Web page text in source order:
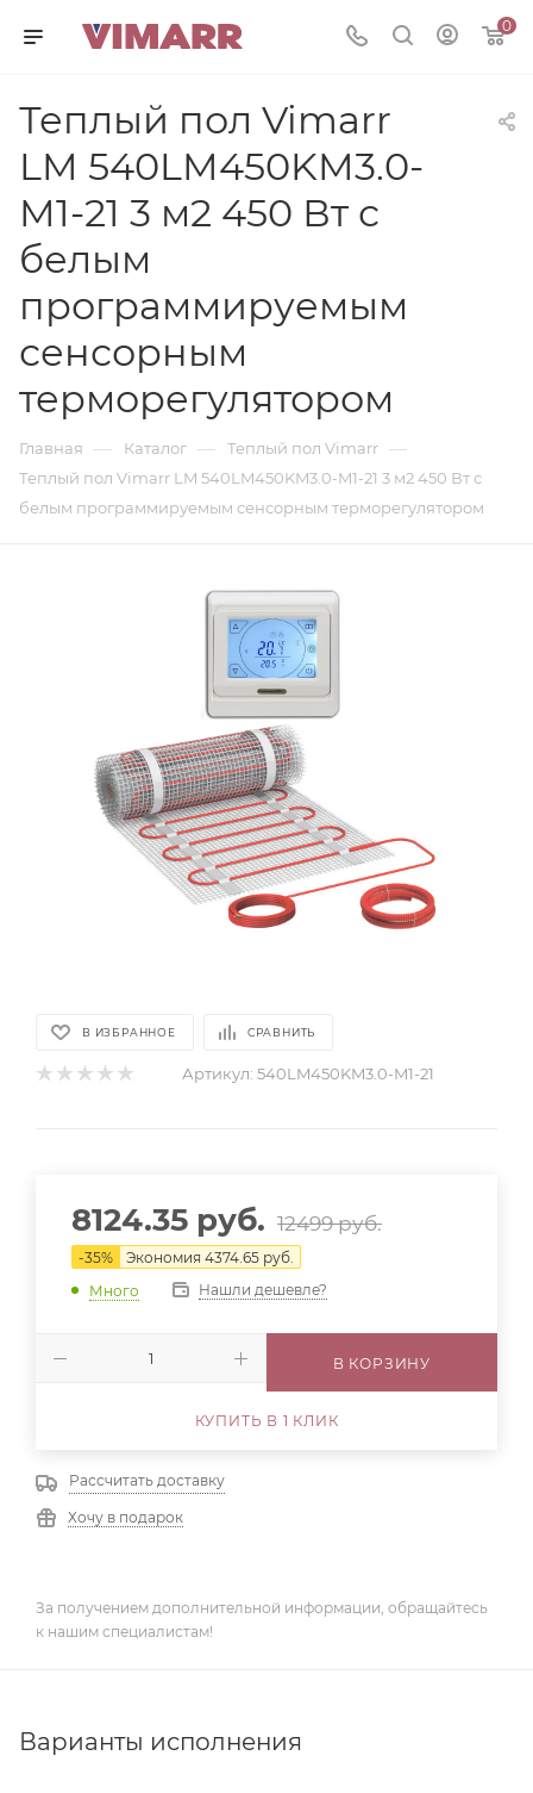
0
Теплый пол Vimarr
LM 540LM450KM3.0-
M1-21 3 м2 450 Вт с
белым
программируемым
сенсорным
терморегулятором
Главная — Каталог — Теплый пол Vimarr —
Теплый пол Vimarr LM 540LM450KM3.0-M1-21 3 м2 450 Вт с
белым программируемым сенсорным терморегулятором
В ИЗБРАННОЕ СРАВНИТЬ
Артикул: 540LM450KM3.0-M1-21
8124.35 руб. 12499руб.
-35% Экономия 4374.65 руб.
Много
Нашли дешевле?
В КОРЗИНУ
КУПИТЬ В 1 КЛИК
Рассчитать доставку
Хочу в подарок
За получением дополнительной информации, обращайтесь
к нашим специалистам!
Варианты исполнения